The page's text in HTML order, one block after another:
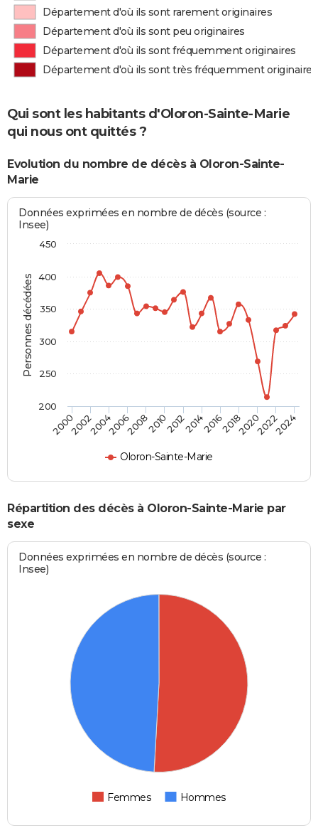
Département d'où ils sont rarement originaires
Département d'où ils sont peu originaires
Département d'où ils sont fréquemment originaires
Département d'où ils sont très fréquemment originaires
Qui sont les habitants d'Oloron-Sainte-Marie
qui nous ont quittés ?
Evolution du nombre de décès à Oloron-Sainte-
Marie
Personnes décédées
Données exprimées en nombre de décès (source :
Insee)
Oloron-Sainte-Marie
2000200220042006200820102012201420162018202020222024
200
250
300
350
400
450
Répartition des décès à Oloron-Sainte-Marie par
sexe
Données exprimées en nombre de décès (source :
Insee)
Femmes Hommes